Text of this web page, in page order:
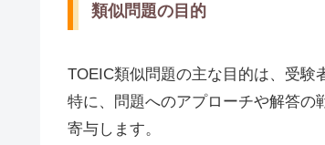
類似問題の目的
TOEIC類似問題の主な目的は、受験
特に、問題へのアプローチや解答の
寄与します。